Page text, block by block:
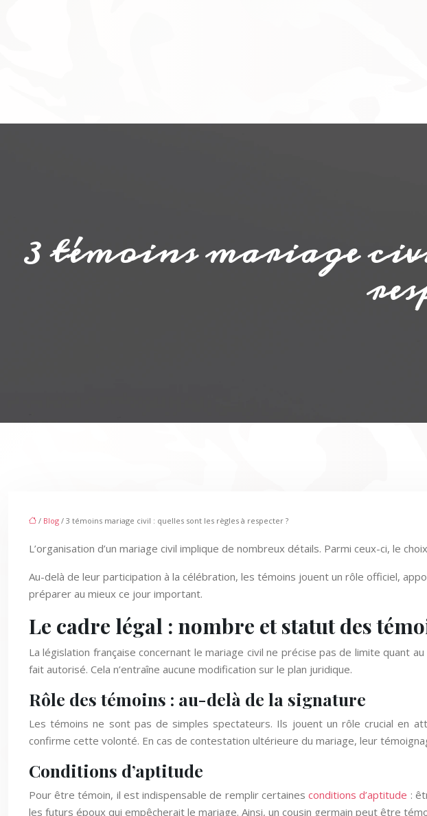
3 témoins mariage
/ Blog / 3 témoins mariage civil : quelles sont les règles à respecter ?
L’organisation d’un mariage civil implique de nombreux détails. Parmi ceux-ci, le
Au-delà de leur participation à la célébration, les témoins jouent un rôle officiel,
préparer au mieux ce jour important.
Le cadre légal : nombre et statut des
La législation française concernant le mariage civil ne précise pas de limite quant
fait autorisé. Cela n’entraîne aucune modification sur le plan juridique.
Rôle des témoins : au-delà de la signature
Les témoins ne sont pas de simples spectateurs. Ils jouent un rôle crucial en
confirme cette volonté. En cas de contestation ultérieure du mariage, leur
Conditions d’aptitude
Pour être témoin, il est indispensable de remplir certainesconditions d’aptitude :
les futurs époux qui empêcherait le mariage. Ainsi, un cousin germain peut être